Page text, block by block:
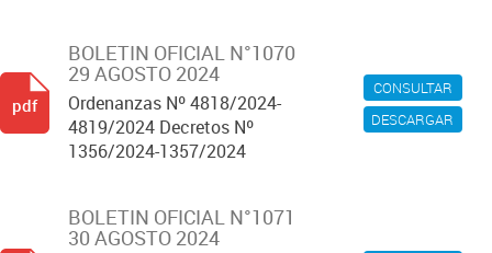
CONSULTAR
DESCARGAR
BOLETIN OFICIAL N°1070
29 AGOSTO 2024
Ordenanzas Nº 4818/2024-
4819/2024 Decretos Nº
1356/2024-1357/2024
pdf
BOLETIN OFICIAL N°1071
30 AGOSTO 2024